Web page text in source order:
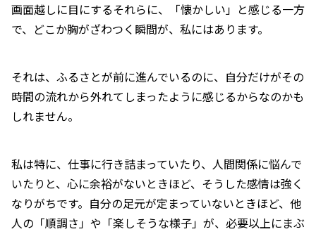
画面越しに目にするそれらに、「懐かしい」と感じる一方
で、どこか胸がざわつく瞬間が、私にはあります。
それは、ふるさとが前に進んでいるのに、自分だけがその
時間の流れから外れてしまったように感じるからなのかも
しれません。
私は特に、仕事に行き詰まっていたり、人間関係に悩んで
いたりと、心に余裕がないときほど、そうした感情は強く
なりがちです。自分の足元が定まっていないときほど、他
人の「順調さ」や「楽しそうな様子」が、必要以上にまぶ